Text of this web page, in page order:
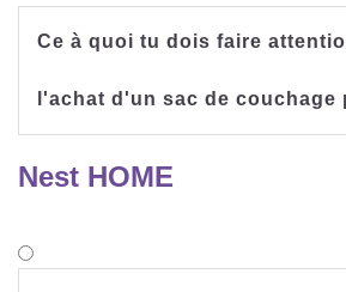
Ce à quoi tu dois faire
l'achat d'un sac de couchage
Nest HOME